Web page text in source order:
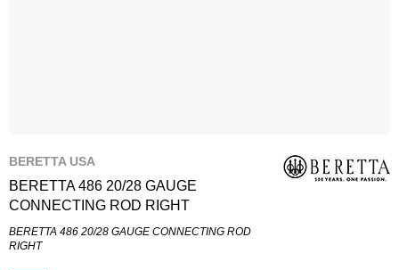
BERETTA USA
BERETTA 486 20/28 GAUGE
CONNECTING ROD RIGHT
BERETTA 486 20/28 GAUGE CONNECTING ROD
RIGHT